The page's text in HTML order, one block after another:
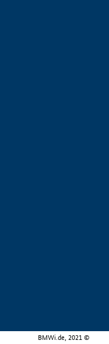
BMWi.de, 2021 ©